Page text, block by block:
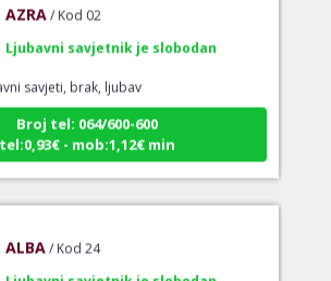
/ Kod 02
Ljubavni savjetnik je slobodan
savjeti, brak, ljubav
Broj tel: 064/600-600
tel:0,93€ - mob:1,12€ min
/ Kod 24
Ljubavni savjetnik je slobodan